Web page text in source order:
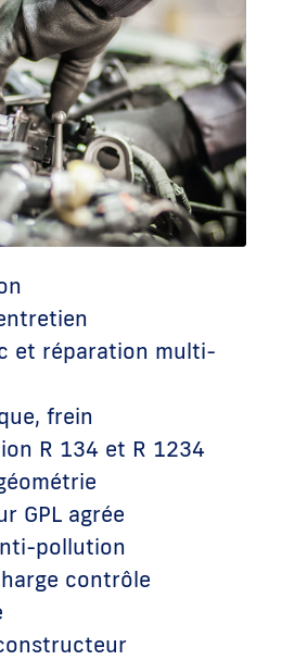
et réparation multi-
frein
R 134 et R 1234
GPL agrée
pollution
contrôle